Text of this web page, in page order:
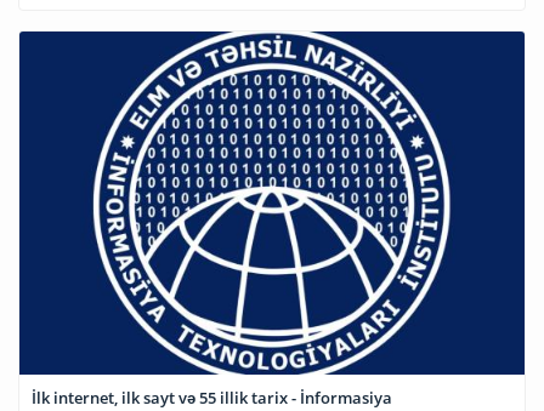
İlk internet, ilk sayt və 55 illik tarix - İnformasiya